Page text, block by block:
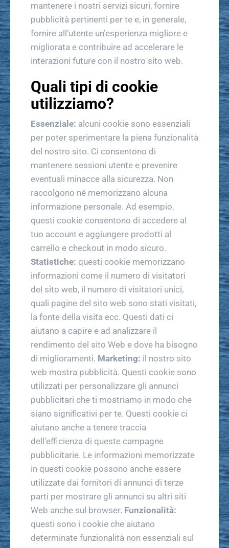
mantenere i nostri servizi sicuri, fornire
pubblicità pertinenti per te e, in generale,
fornire all’utente un’esperienza migliore e
migliorata e contribuire ad accelerare le
interazioni future con il nostro sito web.
Quali tipi di cookie
utilizziamo?
Essenziale: alcuni cookie sono essenziali
per poter sperimentare la piena funzionalità
del nostro sito. Ci consentono di
mantenere sessioni utente e prevenire
eventuali minacce alla sicurezza. Non
raccolgono né memorizzano alcuna
informazione personale. Ad esempio,
questi cookie consentono di accedere al
tuo account e aggiungere prodotti al
carrello e checkout in modo sicuro.
Statistiche: questi cookie memorizzano
informazioni come il numero di visitatori
del sito web, il numero di visitatori unici,
quali pagine del sito web sono stati visitati,
la fonte della visita ecc. Questi dati ci
aiutano a capire e ad analizzare il
rendimento del sito Web e dove ha bisogno
di miglioramenti. Marketing: il nostro sito
web mostra pubblicità. Questi cookie sono
utilizzati per personalizzare gli annunci
pubblicitari che ti mostriamo in modo che
siano significativi per te. Questi cookie ci
aiutano anche a tenere traccia
dell’efficienza di queste campagne
pubblicitarie. Le informazioni memorizzate
in questi cookie possono anche essere
utilizzate dai fornitori di annunci di terze
parti per mostrare gli annunci su altri siti
Web anche sul browser. Funzionalità:
questi sono i cookie che aiutano
determinate funzionalità non essenziali sul